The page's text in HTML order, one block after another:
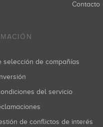
Contacto
selección de compañías
del servicio
de conflictos de interés